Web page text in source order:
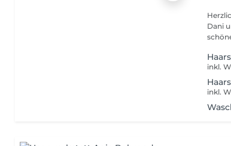
Dani
inkl.
inkl.